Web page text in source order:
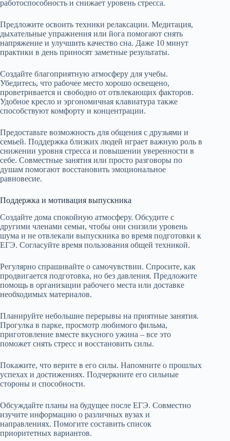
работоспособность и снижает уровень стресса.
Предложите освоить техники релаксации. Медитация,
дыхательные упражнения или йога помогают снять
напряжение и улучшить качество сна. Даже 10 минут
практики в день приносят заметные результаты.
Создайте благоприятную атмосферу для учебы.
Убедитесь, что рабочее место хорошо освещено,
проветривается и свободно от отвлекающих факторов.
Удобное кресло и эргономичная клавиатура также
способствуют комфорту и концентрации.
Предоставьте возможность для общения с друзьями и
семьей. Поддержка близких людей играет важную роль в
снижении уровня стресса и повышении уверенности в
себе. Совместные занятия или просто разговоры по
душам помогают восстановить эмоциональное
равновесие.
Поддержка и мотивация выпускника
Создайте дома спокойную атмосферу. Обсудите с
другими членами семьи, чтобы они снизили уровень
шума и не отвлекали выпускника во время подготовки к
ЕГЭ. Согласуйте время пользования общей техникой.
Регулярно спрашивайте о самочувствии. Спросите, как
продвигается подготовка, но без давления. Предложите
помощь в организации рабочего места или доставке
необходимых материалов.
Планируйте небольшие перерывы на приятные занятия.
Прогулка в парке, просмотр любимого фильма,
приготовление вместе вкусного ужина – все это
поможет снять стресс и восстановить силы.
Покажите, что верите в его силы. Напомните о прошлых
успехах и достижениях. Подчеркните его сильные
стороны и способности.
Обсуждайте планы на будущее после ЕГЭ. Совместно
изучите информацию о различных вузах и
направлениях. Помогите составить список
приоритетных вариантов.